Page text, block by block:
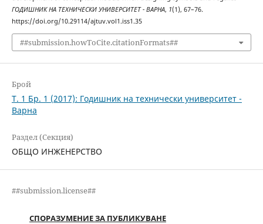
ГОДИШНИК НА ТЕХНИЧЕСКИ УНИВЕРСИТЕТ - ВАРНА, 1(1), 67–76.
https://doi.org/10.29114/ajtuv.vol1.iss1.35
##submission.howToCite.citationFormats##
Брой
Т. 1 Бр. 1 (2017): Годишник на технически университет -
Варна
Раздел (Секция)
ОБЩО ИНЖЕНЕРСТВО
##submission.license##
СПОРАЗУМЕНИЕ ЗА ПУБЛИКУВАНЕ